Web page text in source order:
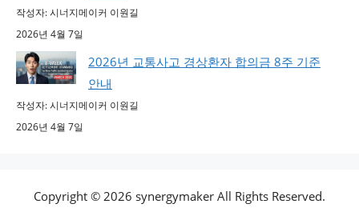
작성자: 시너지메이커 이원길
2026년 4월 7일
2026년 교통사고 경상환자 합의금 8주 기준
안내
작성자: 시너지메이커 이원길
2026년 4월 7일
Copyright © 2026 synergymaker All Rights Reserved.